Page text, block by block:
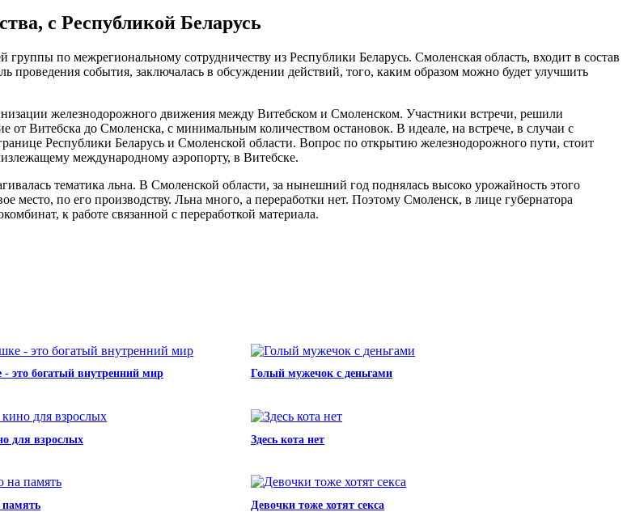
с Республикой Беларусь
по межрегиональному сотрудничеству из Республики Беларусь. Смоленская область, входит в состав
проведения события, заключалась в обсуждении действий, того, каким образом можно будет улучшить
железнодорожного движения между Витебском и Смоленском. Участники встречи, решили
Витебска до Смоленска, с минимальным количеством остановок. В идеале, на встрече, в случаи с
Республики Беларусь и Смоленской области. Вопрос по открытию железнодорожного пути, стоит
международному аэропорту, в Витебске.
тематика льна. В Смоленской области, за нынешний год поднялась высоко урожайность этого
место, по его производству. Льна много, а переработки нет. Поэтому Смоленск, в лице губернатора
к работе связанной с переработкой материала.
- это богатый внутренний мир Голый мужечок с деньгами
для взрослых Здесь кота нет
Девочки тоже хотят секса